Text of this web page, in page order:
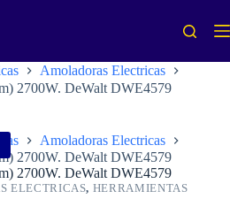
Amoladoras Electricas
2700W. DeWalt DWE4579
Amoladoras Electricas
2700W. DeWalt DWE4579
2700W. DeWalt DWE4579
ELECTRICAS, HERRAMIENTAS